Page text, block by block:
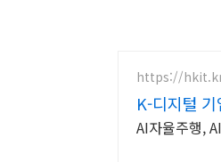
https://
K-디지털
AI자율주행,